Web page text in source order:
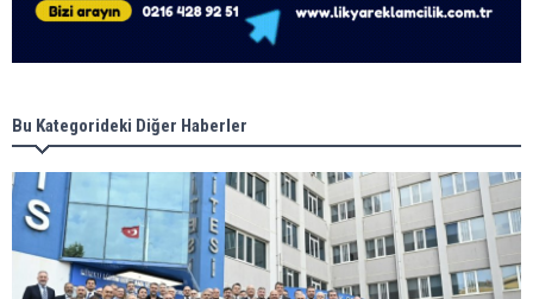
Bu Kategorideki Diğer Haberler